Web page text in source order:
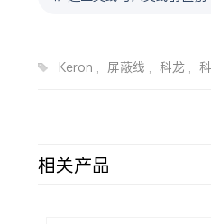
Keron , 屏蔽线 , 科龙 ,
相关产品